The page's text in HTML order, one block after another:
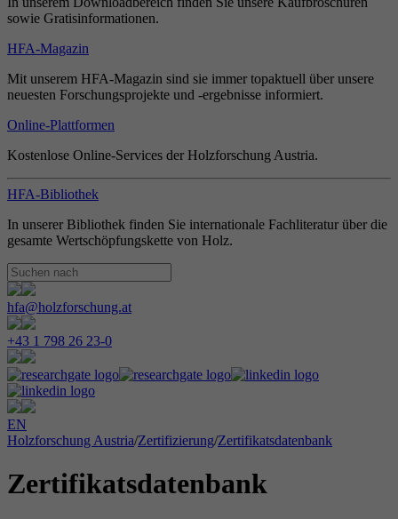
sowie Gratisinformationen.
HFA-Magazin
Mit unserem HFA-Magazin sind sie immer topaktuell über unsere
neuesten Forschungsprojekte und -ergebnisse informiert.
Online-Plattformen
Kostenlose Online-Services der Holzforschung Austria.
HFA-Bibliothek
In unserer Bibliothek finden Sie internationale Fachliteratur über die
gesamte Wertschöpfungskette von Holz.
hfa@holzforschung.at
+43 1 798 26 23-0
EN
Holzforschung Austria/Zertifizierung/Zertifikatsdatenbank
Zertifikatsdatenbank